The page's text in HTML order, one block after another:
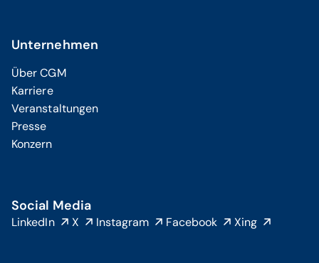
Unternehmen
Über CGM
Karriere
Veranstaltungen
Presse
Konzern
Social Media
LinkedIn X Instagram Facebook Xing